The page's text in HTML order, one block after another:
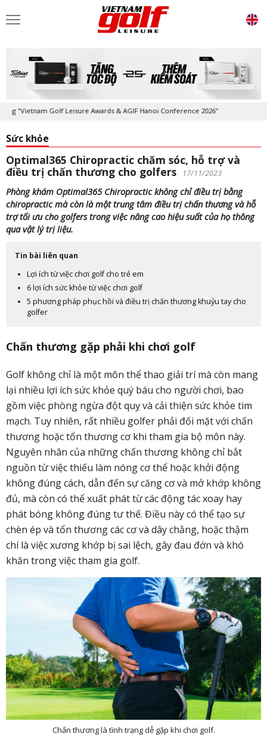
Golf Leisure Awards & AGIF Hanoi Conference 2026"
Sức khỏe
Optimal365 Chiropractic chăm sóc, hỗ trợ và
điều trị chấn thương cho golfers
17/11/2023
Phòng khám Optimal365 Chiropractic không chỉ điều trị bằng
chiropractic mà còn là một trung tâm điều trị chấn thương và hỗ
trợ tối ưu cho golfers trong việc nâng cao hiệu suất của họ thông
qua vật lý trị liệu.
Tin bài liên quan
Lợi ích từ việc chơi golf cho trẻ em
6 lợi ích sức khỏe từ việc chơi golf
5 phương pháp phục hồi và điều trị chấn thương khuỷu tay cho
golfer
Chấn thương gặp phải khi chơi golf
Golf không chỉ là một môn thể thao giải trí mà còn mang
lại nhiều lợi ích sức khỏe quý báu cho người chơi, bao
gồm việc phòng ngừa đột quỵ và cải thiện sức khỏe tim
mạch. Tuy nhiên, rất nhiều golfer phải đối mặt với chấn
thương hoặc tổn thương cơ khi tham gia bộ môn này.
Nguyên nhân của những chấn thương không chỉ bắt
nguồn từ việc thiếu làm nóng cơ thể hoặc khởi động
không đúng cách, dẫn đến sự căng cơ và mở khớp không
đủ, mà còn có thể xuất phát từ các động tác xoay hay
phát bóng không đúng tư thế. Điều này có thể tạo sự
chèn ép và tổn thương các cơ và dây chằng, hoặc thậm
chí là việc xương khớp bị sai lệch, gây đau đớn và khó
khăn trong việc tham gia golf.
Chấn thương là tình trạng dễ gặp khi chơi golf.